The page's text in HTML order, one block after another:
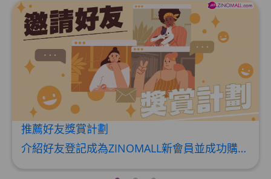
Round Lab 白樺樹水份防曬霜 50ml
(到期日2027年2月)
此商品最多可加購1件
HKD$85
HKD$145
加入購物車
推薦好友獎賞計劃
介紹好友登記成為ZINOMALL新會員並成功購物，您即可獲得$50Mall Dollar現金回贈，你的好友亦可同時獲得$50Mall Dollar現金回贈。 **舊會員必須完成首張訂單才可開通邀請好友獎賞計劃** 1. 舊會員可於 我的帳戶>>>邀請好友獎賞 中找到 好友推薦碼 (紅圈位置) 2. 會員可複製好友推薦碼並透過 Whatsapp / Facebook / Email分享給自己好友。推薦好友次數不限，介紹愈多新朋友，可獲得愈多Mall Dollar現金回贈。 3. 好友